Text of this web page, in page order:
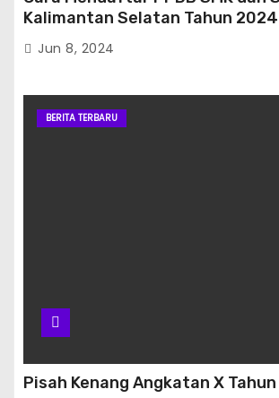
Kalimantan Selatan Tahun 2024
Jun 8, 2024
BERITA TERBARU
Pisah Kenang Angkatan X